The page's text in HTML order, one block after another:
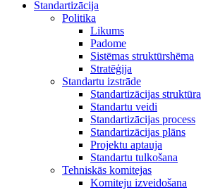
Standartizācija
Politika
Likums
Padome
Sistēmas struktūrshēma
Stratēģija
Standartu izstrāde
Standartizācijas struktūra
Standartu veidi
Standartizācijas process
Standartizācijas plāns
Projektu aptauja
Standartu tulkošana
Tehniskās komitejas
Komiteju izveidošana